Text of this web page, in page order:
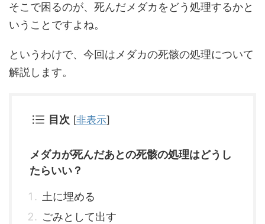
そこで困るのが、死んだメダカをどう処理するかと
いうことですよね。
というわけで、今回はメダカの死骸の処理について
解説します。
目次 [非表示]
メダカが死んだあとの死骸の処理はどうし
たらいい？
土に埋める
ごみとして出す